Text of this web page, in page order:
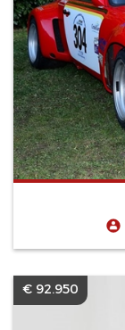
€ 92.950